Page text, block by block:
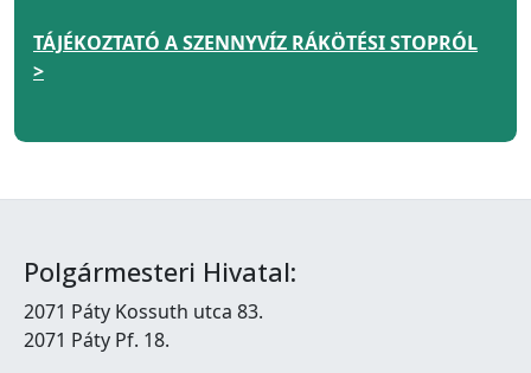
TÁJÉKOZTATÓ A SZENNYVÍZ RÁKÖTÉSI STOPRÓL
>
Polgármesteri Hivatal:
2071 Páty Kossuth utca 83.
2071 Páty Pf. 18.